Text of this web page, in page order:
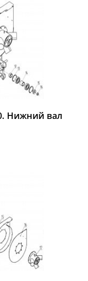
Нижний вал